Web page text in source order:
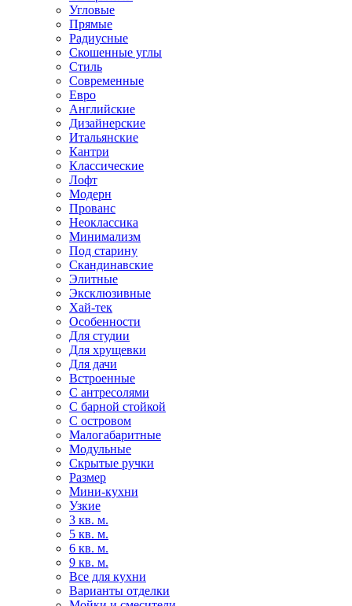
Угловые
Прямые
Радиусные
Скошенные углы
Стиль
Современные
Евро
Английские
Дизайнерские
Итальянские
Кантри
Классические
Лофт
Модерн
Прованс
Неоклассика
Минимализм
Под старину
Скандинавские
Элитные
Эксклюзивные
Хай-тек
Особенности
Для студии
Для хрущевки
Для дачи
Встроенные
С антресолями
С барной стойкой
С островом
Малогабаритные
Модульные
Скрытые ручки
Размер
Мини-кухни
Узкие
3 кв. м.
5 кв. м.
6 кв. м.
9 кв. м.
Все для кухни
Варианты отделки